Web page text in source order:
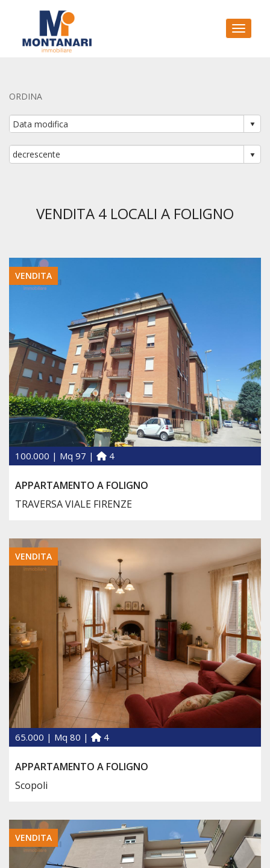
ORDINA
VENDITA 4 LOCALI A FOLIGNO
VENDITA
100.000 | Mq 97 | 4
APPARTAMENTO A FOLIGNO
TRAVERSA VIALE FIRENZE
VENDITA
65.000 | Mq 80 | 4
APPARTAMENTO A FOLIGNO
Scopoli
VENDITA